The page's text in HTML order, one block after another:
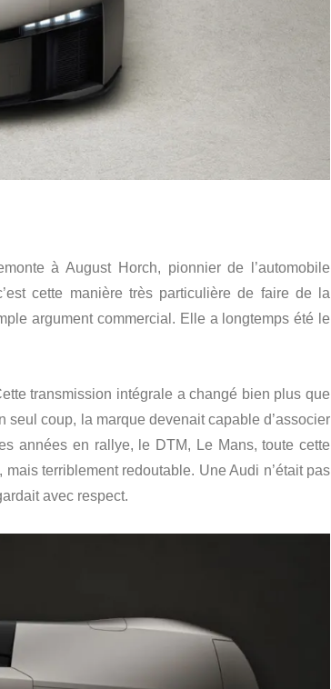
à August Horch, pionnier de l’automobile
cette manière très particulière de faire de la
argument commercial. Elle a longtemps été le
transmission intégrale a changé bien plus que
seul coup, la marque devenait capable d’associer
années en rallye, le DTM, Le Mans, toute cette
terriblement redoutable. Une Audi n’était pas
avec respect.